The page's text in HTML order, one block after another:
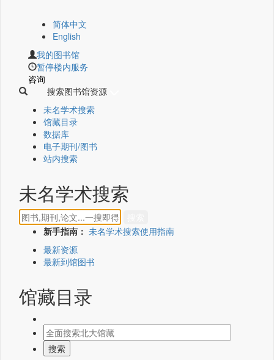
简体中文
English
我的图书馆
暂停楼内服务
咨询
搜索图书馆资源
未名学术搜索
馆藏目录
数据库
电子期刊/图书
站内搜索
未名学术搜索
新手指南： 未名学术搜索使用指南
最新资源
最新到馆图书
馆藏目录